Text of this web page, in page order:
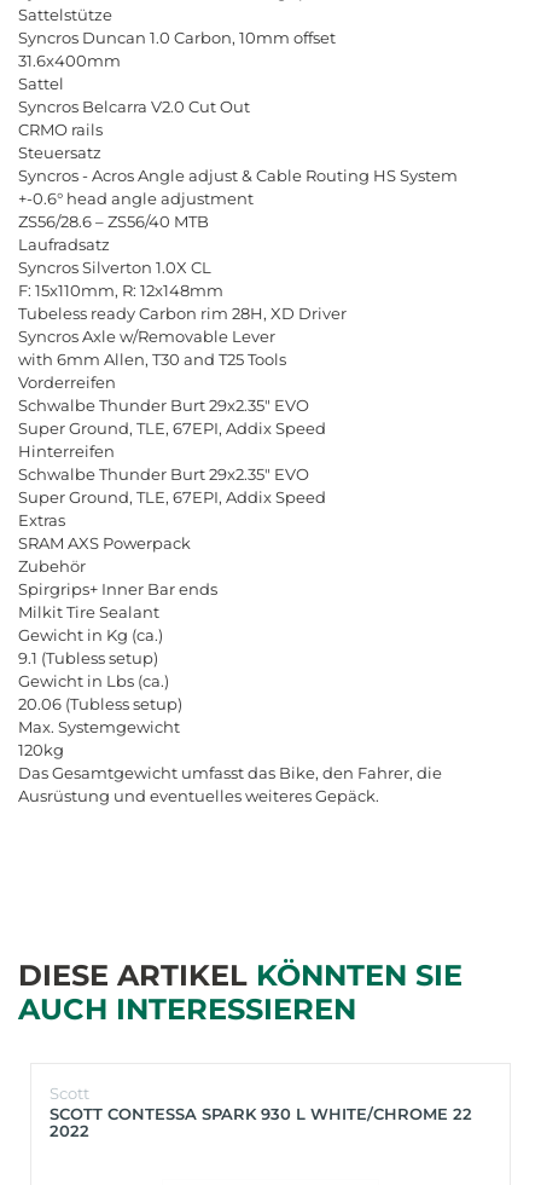
Sattelstütze
Syncros Duncan 1.0 Carbon, 10mm offset
31.6x400mm
Sattel
Syncros Belcarra V2.0 Cut Out
CRMO rails
Steuersatz
Syncros - Acros Angle adjust & Cable Routing HS System
+-0.6° head angle adjustment
ZS56/28.6–ZS56/40 MTB
Laufradsatz
SyncrosSilverton 1.0X CL
F: 15x110mm, R: 12x148mm
Tubeless readyCarbon rim 28H, XD Driver
SyncrosAxlew/Removable Lever
with 6mm Allen, T30 and T25Tools
Vorderreifen
SchwalbeThunder Burt29x2.35" EVO
SuperGround, TLE, 67EPI, AddixSpeed
Hinterreifen
SchwalbeThunder Burt29x2.35" EVO
SuperGround, TLE, 67EPI, AddixSpeed
Extras
SRAM AXS Powerpack
Zubehör
Spirgrips+ Inner Barends
MilkitTireSealant
Gewicht in Kg (ca.)
9.1 (Tublesssetup)
Gewicht in Lbs (ca.)
20.06 (Tublesssetup)
Max. Systemgewicht
120kg
DasGesamtgewicht umfasstdas Bike, den Fahrer, die
Ausrüstung und eventuellesweiteresGepäck.
DIESE ARTIKEL KÖNNTEN SIE
AUCH INTERESSIEREN
Scott
SCOTT CONTESSA SPARK 930 L WHITE/CHROME 22
2022